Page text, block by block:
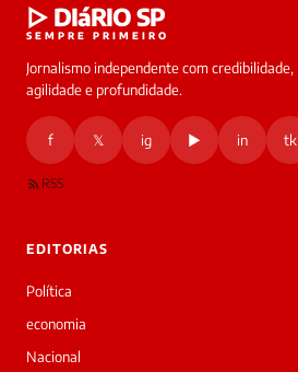
▷ DIáRIO SP
SEMPRE PRIMEIRO
Jornalismo independente com credibilidade,
agilidade e profundidade.
f 𝕏 ig ▶ in tk
RSS
EDITORIAS
Política
economia
Nacional